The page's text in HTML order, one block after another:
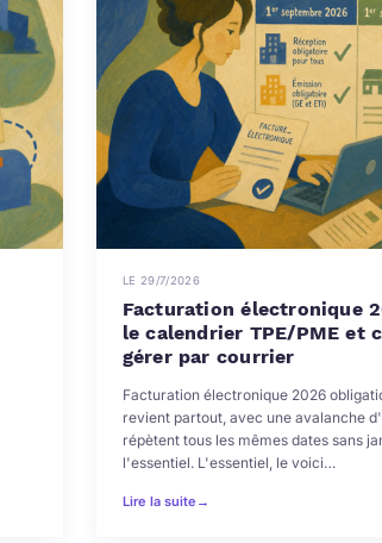
LE 29/7/2026
Facturation électronique
le calendrier TPE/PME et
gérer par courrier
Facturation électronique 2026
revient partout, avec une avalanche
répètent tous les mêmes dates sans
l'essentiel. L'essentiel, le voici…
Lire la suite →